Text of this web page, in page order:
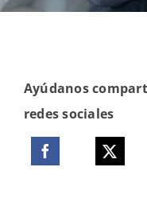
Ayúdanos
redes sociales